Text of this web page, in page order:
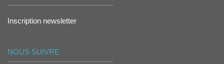
Inscription newsletter
NOUS SUIVRE